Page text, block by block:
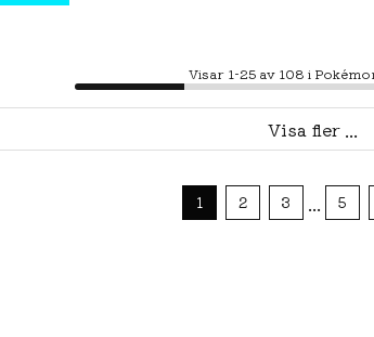
Visar 1-25 av 108 i
Visa fler ...
1 2 3 ... 5